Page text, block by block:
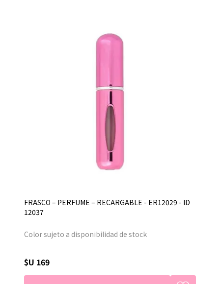
FRASCO – PERFUME – RECARGABLE - ER12029 - ID
12037
Color sujeto a disponibilidad de stock
$U 169